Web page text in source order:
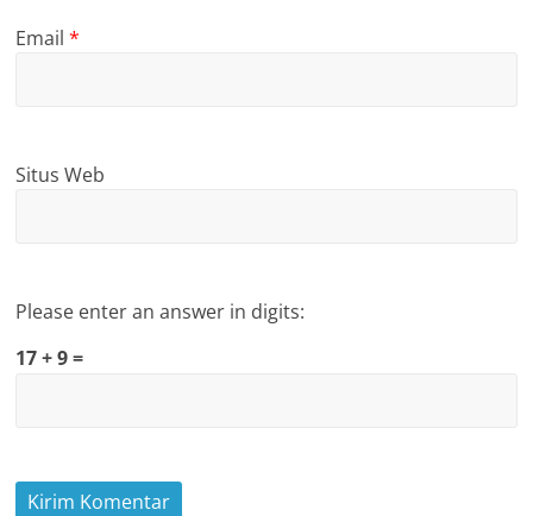
Email*
Situs Web
Please enter an answer in digits:
17 + 9 =